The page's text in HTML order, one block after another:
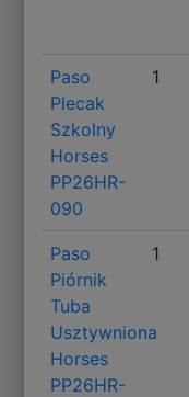
Paso
Plecak
Szkolny
Horses
PP26HR-
090
1
Paso
Piórnik
Tuba
Usztywniona
Horses
PP26HR-
1